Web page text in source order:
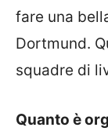
fare una
Dortmund.
squadre di
Quanto è